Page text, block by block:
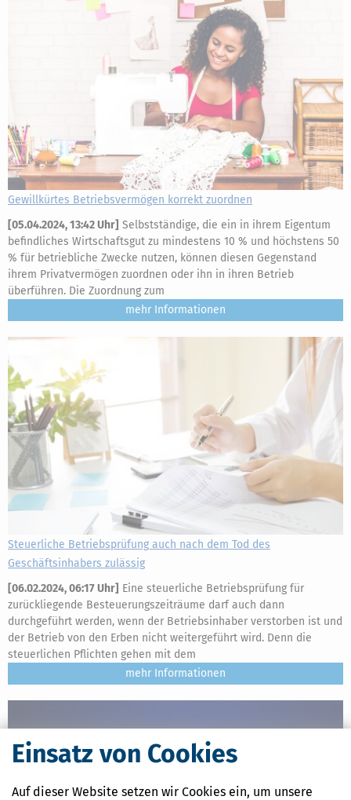
Einsatz von Cookies
Auf dieser Website setzen wir Cookies ein, um unsere
Gewillkürtes Betriebsvermögen korrekt zuordnen
[05.04.2024, 13:42 Uhr] Selbstständige, die ein in ihrem Eigentum
befindliches Wirtschaftsgut zu mindestens 10 % und höchstens 50
% für betriebliche Zwecke nutzen, können diesen Gegenstand
ihrem Privatvermögen zuordnen oder ihn in ihren Betrieb
überführen. Die Zuordnung zum
mehr
Steuerliche Betriebsprüfung auch nach dem Tod des
Geschäftsinhabers zulässig
[06.02.2024, 06:17 Uhr] Eine steuerliche Betriebsprüfung für
zurückliegende Besteuerungszeiträume darf auch dann
durchgeführt werden, wenn der Betriebsinhaber verstorben ist und
der Betrieb von den Erben nicht weitergeführt wird. Denn die
steuerlichen Pflichten gehen mit dem
mehr